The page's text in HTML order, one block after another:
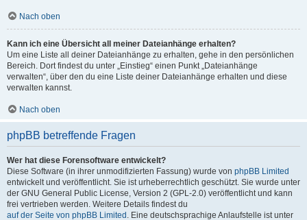
Nach oben
Kann ich eine Übersicht all meiner Dateianhänge erhalten?
Um eine Liste all deiner Dateianhänge zu erhalten, gehe in den persönlichen
Bereich. Dort findest du unter „Einstieg“ einen Punkt „Dateianhänge
verwalten“, über den du eine Liste deiner Dateianhänge erhalten und diese
verwalten kannst.
Nach oben
phpBB betreffende Fragen
Wer hat diese Forensoftware entwickelt?
Diese Software (in ihrer unmodifizierten Fassung) wurde von phpBB Limited
entwickelt und veröffentlicht. Sie ist urheberrechtlich geschützt. Sie wurde unter
der GNU General Public License, Version 2 (GPL-2.0) veröffentlicht und kann
frei vertrieben werden. Weitere Details findest du
auf der Seite von phpBB Limited . Eine deutschsprachige Anlaufstelle ist unter